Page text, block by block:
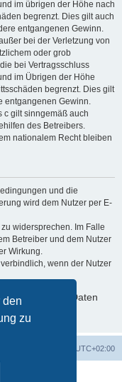
den
zu
im übrigen der Höhe nach
begrenzt. Dies gilt auch
entgangenen Gewinn.
bei der Verletzung von
oder grob
bei Vertragsschluss
im Übrigen der Höhe
begrenzt. Dies gilt
entgangenen Gewinn.
c gilt sinngemäß auch
des Betreibers.
nationalem Recht bleiben
und die
wird dem Nutzer per E-
widersprechen. Im Falle
Betreiber und dem Nutzer
Wirkung.
wenn der Nutzer
persönlichen Daten
UTC+02:00
phpBB Limited